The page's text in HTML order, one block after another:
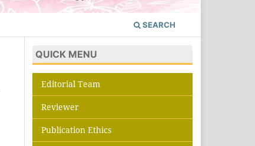
SEARCH
QUICK MENU
Editorial Team
Reviewer
Publication Ethics